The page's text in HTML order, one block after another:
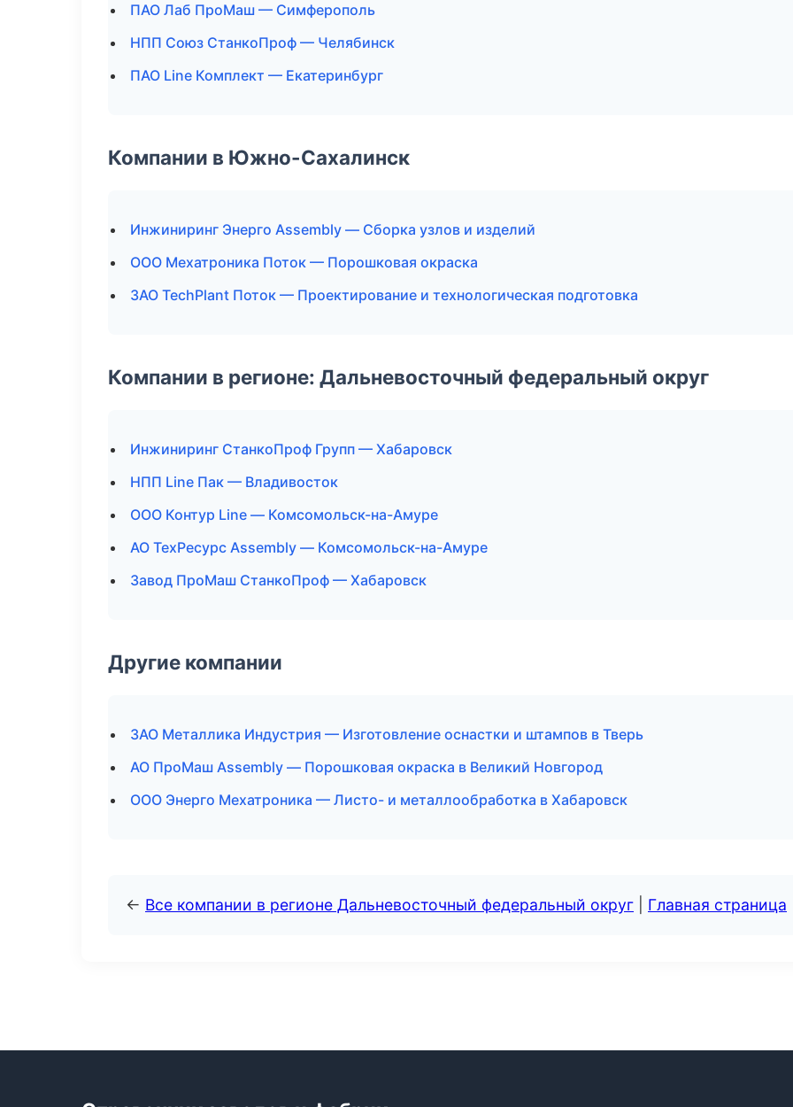
ПАО Лаб ПроМаш — Симферополь
НПП Союз СтанкоПроф — Челябинск
ПАО Line Комплект — Екатеринбург
Компании в Южно-Сахалинск
Инжиниринг Энерго Assembly — Сборка узлов и изделий
ООО Мехатроника Поток — Порошковая окраска
ЗАО TechPlant Поток — Проектирование и технологическая подготовка
Компании в регионе: Дальневосточный федеральный округ
Инжиниринг СтанкоПроф Групп — Хабаровск
НПП Line Пак — Владивосток
ООО Контур Line — Комсомольск-на-Амуре
АО ТехРесурс Assembly — Комсомольск-на-Амуре
Завод ПроМаш СтанкоПроф — Хабаровск
Другие компании
ЗАО Металлика Индустрия — Изготовление оснастки и штампов в Тверь
АО ПроМаш Assembly — Порошковая окраска в Великий Новгород
ООО Энерго Мехатроника — Листо- и металлообработка в Хабаровск
← Все компании в регионе Дальневосточный федеральный округ Главная страница